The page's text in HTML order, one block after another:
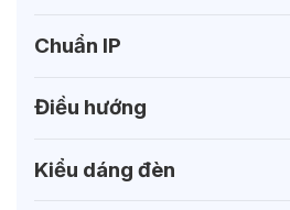
Chuẩn IP
Điều hướng
Kiểu dáng đèn